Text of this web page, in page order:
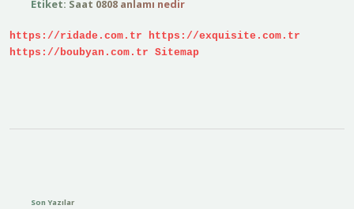
Etiket: Saat 0808 anlamı nedir
https://ridade.com.tr
https://exquisite.com.tr
https://boubyan.com.tr Sitemap
Son Yazılar